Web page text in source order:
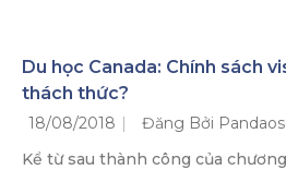
Du học Canada: Chính sách
thách thức?
18/08/2018
Đăng Bởi
Kể từ sau thành công của